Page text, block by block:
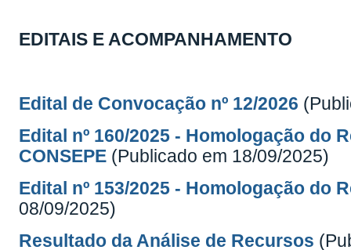
EDITAIS E ACOMPANHAMENTO
Edital de Convocação nº 12/2026
Edital nº 160/2025 - Homologação do
CONSEPE (Publicado em 18/09/2025)
Edital nº 153/2025 - Homologação do
08/09/2025)
Resultado da Análise de Recursos